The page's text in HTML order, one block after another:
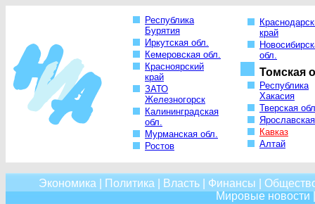
Республика
Бурятия
Иркутская обл.
Кемеровская обл.
Красноярский
край
ЗАТО
Железногорск
Калининградская
обл.
Мурманская обл.
Ростов
край
обл.
Томская
Республика
Хакасия
Тверская
Кавказ
Алтай
Экономика Политика Власть Финансы
Мировые новости